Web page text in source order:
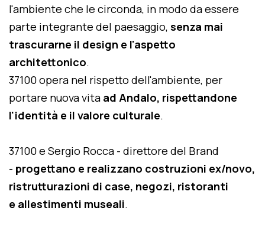
l'ambiente che le circonda, in modo da essere
parte integrante del paesaggio, senza mai
trascurarne il design e l'aspetto
architettonico.
37100 opera nel rispetto dell'ambiente, per
portare nuova vita ad Andalo, rispettandone
l'identità e il valore culturale.
37100 e Sergio Rocca - direttore del Brand
- progettano e realizzano costruzioni ex/novo,
ristrutturazioni di case, negozi, ristoranti
e allestimenti museali.